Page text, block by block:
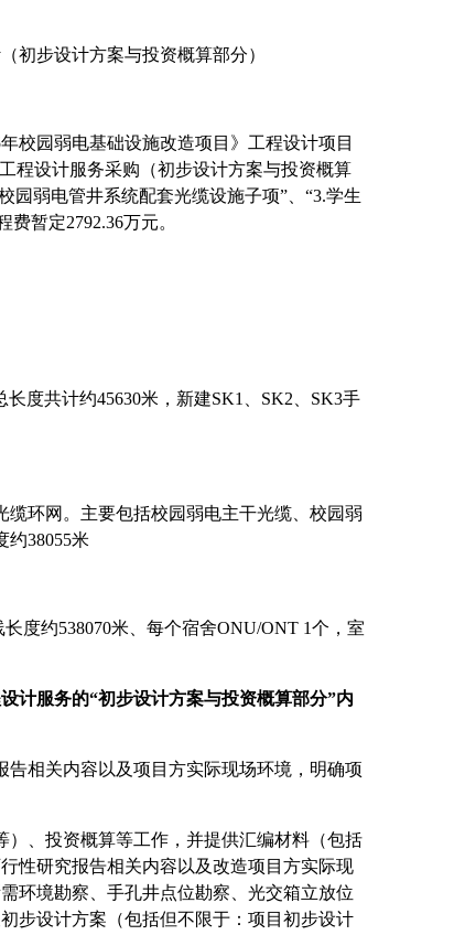
初步设计方案与投资概算部分）
校园弱电基础设施改造项目》工程设计项目
程设计服务采购（初步设计方案与投资概算
园弱电管井系统配套光缆设施子项”、“3.学生
暂定2792.36万元。
度共计约45630米，新建SK1、SK2、SK3手
环网。主要包括校园弱电主干光缆、校园弱
约38055米
度约538070米、每个宿舍ONU/ONT 1个，室
计服务的“初步设计方案与投资概算部分”内
告相关内容以及项目方实际现场环境，明确项
）、投资概算等工作，并提供汇编材料（包括
性研究报告相关内容以及改造项目方实际现
环境勘察、手孔井点位勘察、光交箱立放位
步设计方案（包括但不限于：项目初步设计